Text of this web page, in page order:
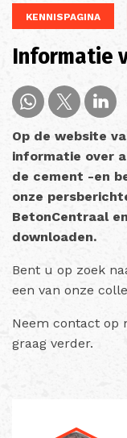
KENNISPAGINA
Informatie
Op de website
informatie over
de cement -en
onze
BetonCentraal
downloaden.
Bent u op zoek
een van onze
Neem contact op
graag verder.